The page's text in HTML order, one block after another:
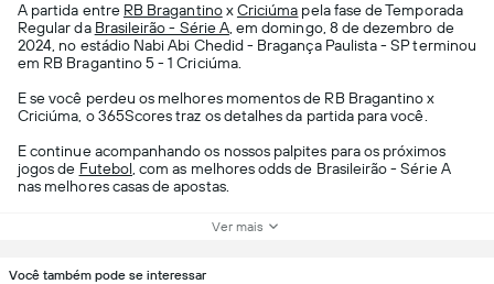
A partida entre RB BragantinoxCriciúma pela fase de Temporada
Regular da Brasileirão - Série A, em domingo, 8 de dezembro de
2024, no estádio Nabi Abi Chedid - Bragança Paulista - SP terminou
em RB Bragantino 5 - 1 Criciúma.
E se você perdeu os melhores momentos de RB Bragantino x
Criciúma, o 365Scores traz os detalhes da partida para você.
E continue acompanhando os nossos palpites para os próximos
jogos de Futebol , com as melhores odds de Brasileirão - Série A
nas melhores casas de apostas.
Ver mais
Você também pode se interessar